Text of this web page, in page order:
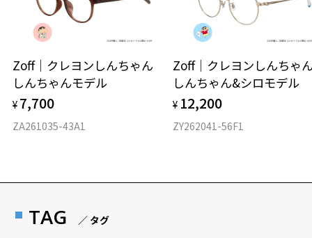
Zoff｜クレヨンしんちゃん
しんちゃんモデル
¥ 7,700
ZA261035-43A1
Zoff｜クレヨンしんち
しんちゃん&シロモデル
¥ 12,200
ZY262041-56F1
TAG ／ タグ